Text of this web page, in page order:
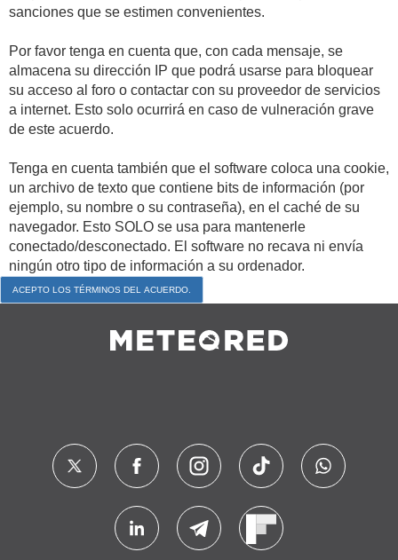
sanciones que se estimen convenientes.
Por favor tenga en cuenta que, con cada mensaje, se
almacena su dirección IP que podrá usarse para bloquear
su acceso al foro o contactar con su proveedor de servicios
a internet. Esto solo ocurrirá en caso de vulneración grave
de este acuerdo.
Tenga en cuenta también que el software coloca una cookie,
un archivo de texto que contiene bits de información (por
ejemplo, su nombre o su contraseña), en el caché de su
navegador. Esto SOLO se usa para mantenerle
conectado/desconectado. El software no recava ni envía
ningún otro tipo de información a su ordenador.